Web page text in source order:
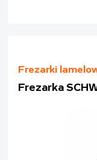
Frezarki
Frezarka